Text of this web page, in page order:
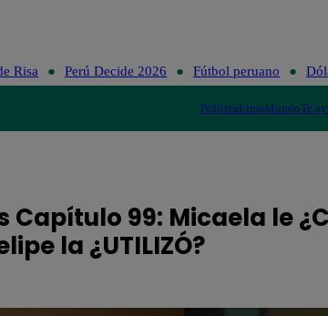
Risa Perú Decide 2026 Fútbol peruano
PolíticaLimaMundoTe
Capítulo 99: Micaela le
la ¿UTILIZÓ?